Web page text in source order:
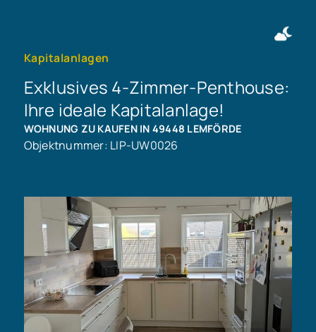
Kapitalanlagen
Exklusives 4-Zimmer-Penthouse:
Ihre ideale Kapitalanlage!
WOHNUNG ZU KAUFEN IN 49448 LEMFÖRDE
Objektnummer: LIP-UW0026